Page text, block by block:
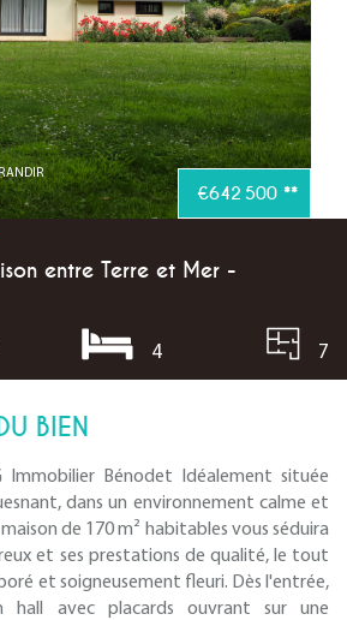
€642 500 **
entre Terre et Mer -
4 7
BIEN
Immobilier Bénodet Idéalement située
dans un environnement calme et
de 170 m² habitables vous séduira
et ses prestations de qualité, le tout
et soigneusement fleuri. Dès l'entrée,
hall avec placards ouvrant sur une